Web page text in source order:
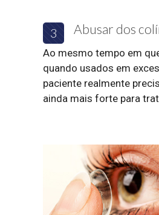
3 Abusar dos
Ao mesmo tempo em
quando usados em
paciente realmente
ainda mais forte para